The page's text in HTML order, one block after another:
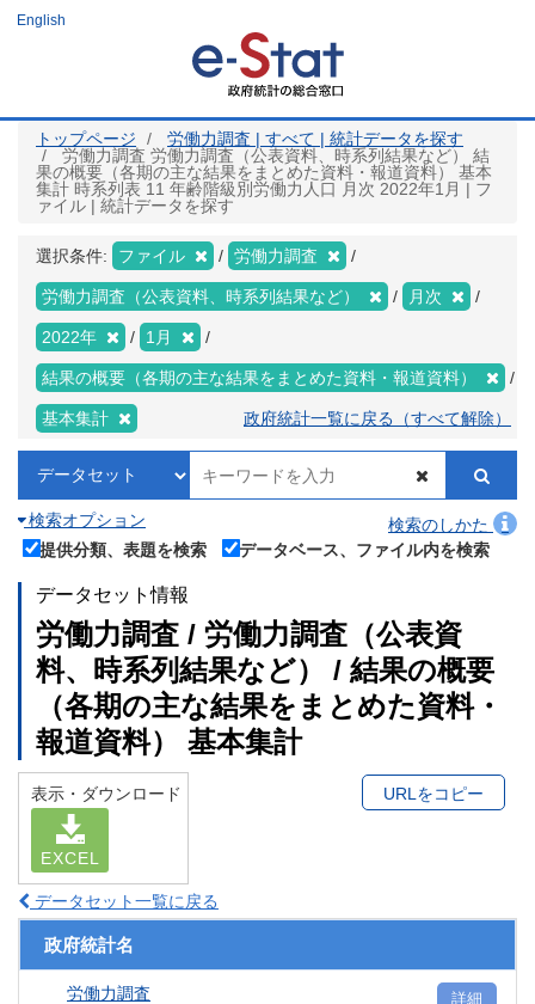
ツ
English
トップページ
労働力調査 | すべて | 統計データを探す
労働力調査 労働力調査（公表資料、時系列結果など） 結
果の概要（各期の主な結果をまとめた資料・報道資料） 基本
集計 時系列表 11 年齢階級別労働力人口 月次 2022年1月 | フ
ァイル | 統計データを探す
選択条件: ファイル 労働力調査
労働力調査（公表資料、時系列結果など） 月次
2022年 1月
結果の概要（各期の主な結果をまとめた資料・報道資料）
基本集計 政府統計一覧に戻る（すべて解除）
検索オプション
検索のしかた
提供分類、表題を検索
データベース、ファイル内を検索
データセット情報
労働力調査 / 労働力調査（公表資
料、時系列結果など） / 結果の概要
（各期の主な結果をまとめた資料・
報道資料） 基本集計
表示・ダウンロード
EXCEL
URLをコピー
データセット一覧に戻る
政府統計名
労働力調査 詳細